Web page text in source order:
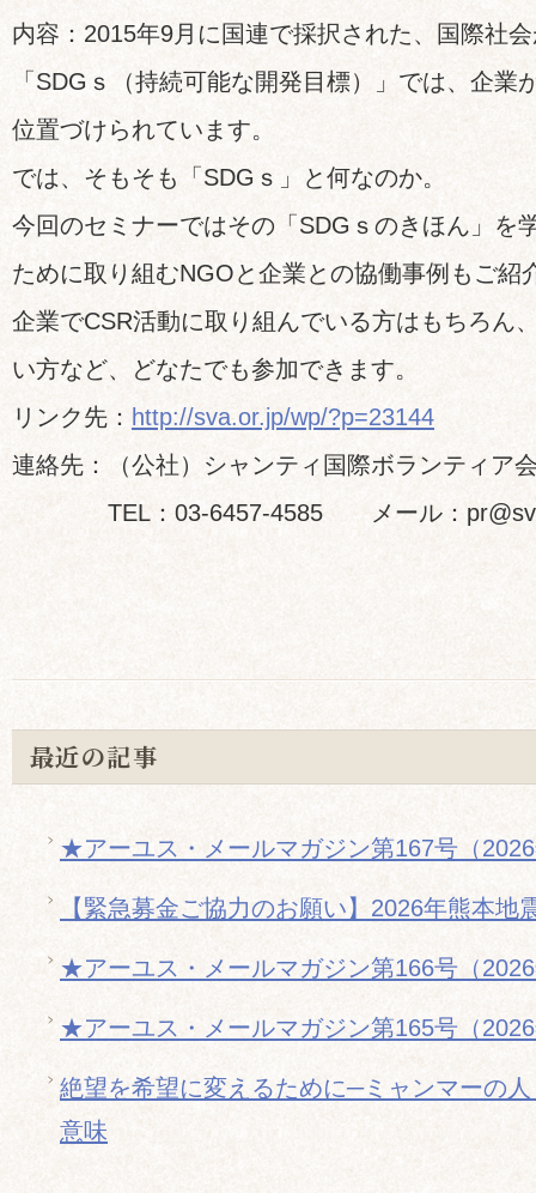
内容：2015年9月に国連で採択された、国際社
「SDGｓ（持続可能な開発目標）」では、企業
位置づけられています。
では、そもそも「SDGｓ」と何なのか。
今回のセミナーではその「SDGｓのきほん」を
ために取り組むNGOと企業との協働事例もご紹
企業でCSR活動に取り組んでいる方はもちろん
い方など、どなたでも参加できます。
リンク先： http://sva.or.jp/wp/?p=23144
連絡先：（公社）シャンティ国際ボランティア
TEL：03-6457-4585 メール：
最近の記事
★アーユス・メールマガジン第167号（
【緊急募金ご協力のお願い】2026年熊本地
★アーユス・メールマガジン第166号（
★アーユス・メールマガジン第165号（
絶望を希望に変えるために─ミャンマーの
意味